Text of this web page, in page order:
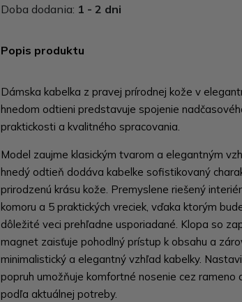
Doba dodania: 1 - 2 dni
Popis produktu
Dámska kabelka z pravej prírodnej kože v
hnedom odtieni predstavuje spojenie
praktickosti a kvalitného spracovania.
Model zaujme klasickým tvarom a elegantným
hnedý odtieň dodáva kabelke sofistikovaný
prirodzenú krásu kože. Premyslene riešený
komoru a 5 praktických vreciek, vďaka ktorým
dôležité veci prehľadne usporiadané. Klopa so
magnet zaisťuje pohodlný prístup k obsahu a
minimalistický a elegantný vzhľad kabelky.
popruh umožňuje komfortné nosenie cez rameno
podľa aktuálnej potreby.